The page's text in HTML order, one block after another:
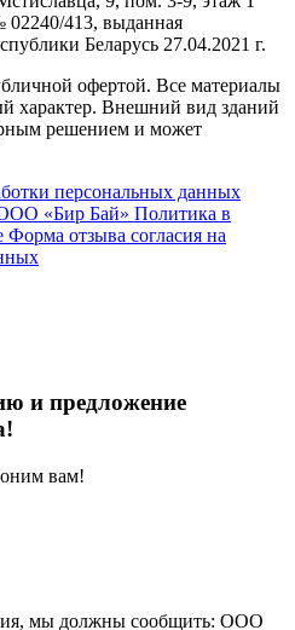
413, выданная
Беларусь 27.04.2021 г.
офертой. Все материалы
характер. Внешний вид зданий
решением и может
персональных данных
«Бир Бай» Политика в
Форма отзыва согласия на
и предложение
вам!
мы должны сообщить: ООО